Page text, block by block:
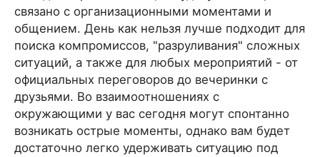
связано с организационными моментами и
общением. День как нельзя лучше подходит для
поиска компромиссов, "разруливания" сложных
ситуаций, а также для любых мероприятий - от
официальных переговоров до вечеринки с
друзьями. Во взаимоотношениях с
окружающими у вас сегодня могут спонтанно
возникать острые моменты, однако вам будет
достаточно легко удерживать ситуацию под